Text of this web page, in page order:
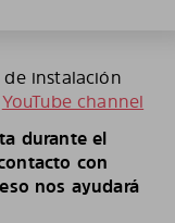
instalación
YouTube channel
durante el
con
nos ayudará